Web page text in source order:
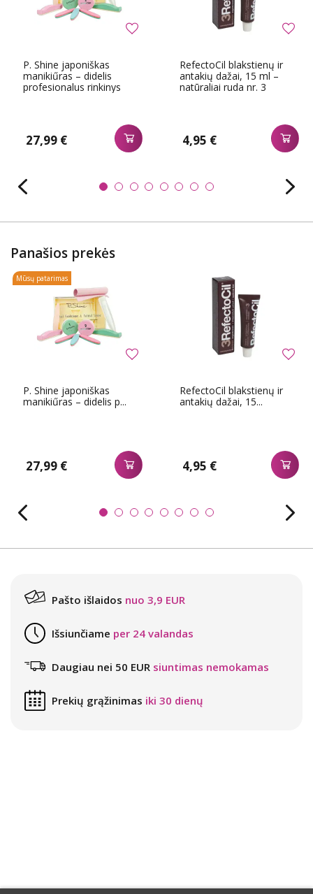
P. Shine japoniškas
manikiűras – didelis
profesionalus rinkinys
27,99 €
RefectoCil blakstienų ir
antakių dažai, 15 ml –
natūraliai ruda nr. 3
4,95 €
Panašios prekės
P. Shine japoniškas
manikiűras – didelis p...
27,99 €
Mūsų patarimas
RefectoCil blakstienų ir
antakių dažai, 15...
4,95 €
Pašto išlaidos nuo 3,9 EUR
Išsiunčiame per 24 valandas
Daugiau nei 50 EUR siuntimas nemokamas
Prekių grąžinimas iki 30 dienų